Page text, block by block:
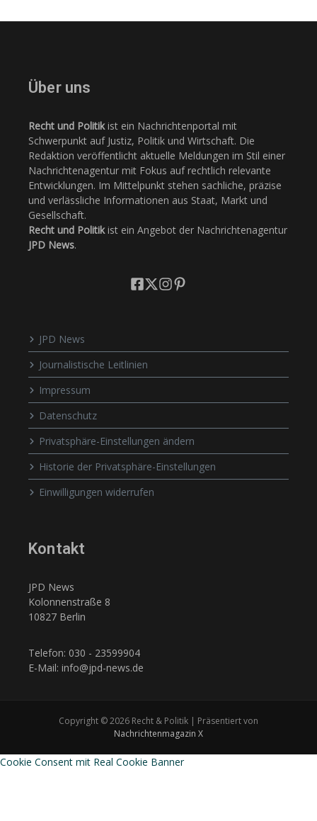
Über uns
Recht und Politikist ein Nachrichtenportal mit
Schwerpunkt auf Justiz, Politik und Wirtschaft. Die
Redaktion veröffentlicht aktuelle Meldungen im Stil einer
Nachrichtenagentur mit Fokus auf rechtlich relevante
Entwicklungen. Im Mittelpunkt stehen sachliche, präzise
und verlässliche Informationen aus Staat, Markt und
Gesellschaft.
Recht und Politikist ein Angebot der Nachrichtenagentur
JPD News.
JPD News
Journalistische Leitlinien
Impressum
Datenschutz
Privatsphäre-Einstellungen ändern
Historie der Privatsphäre-Einstellungen
Einwilligungen widerrufen
Kontakt
JPD News
Kolonnenstraße 8
10827 Berlin
Telefon: 030 - 23599904
E-Mail: info@jpd-news.de
Copyright © 2026 Recht & Politik | Präsentiert von
Nachrichtenmagazin X
Cookie Consent mit Real Cookie Banner